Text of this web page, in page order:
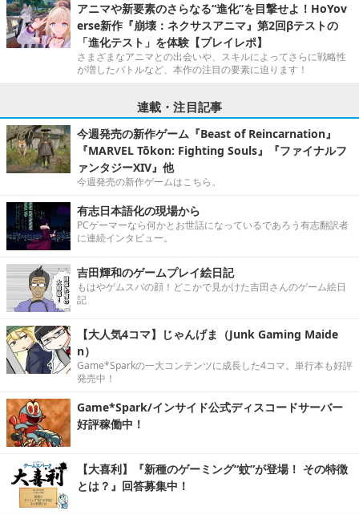
アニマや新要素のさらなる“進化”を目撃せよ！HoYov
erse新作『崩壊：ネクサスアニマ』第2回βテストの
「進化テスト」を体験【プレイレポ】
さまざまなアニマとの出会いや、スキルによってさらに戦略性
が増したバトルなど、本作の注目の要素に迫ります！
連載・注目記事
今週発売の新作ゲーム『Beast of Reincarnation』
『MARVEL Tōkon: Fighting Souls』『ファイナルフ
ァンタジーXIV』他
今週発売の新作ゲームはこちら。
有志日本語化の現場から
PCゲーマーなら何かとお世話になっているであろう有志翻訳者
に連続インタビュー。
吉田輝和のゲームプレイ絵日記
もはやゲムスパの顔！どこかで見かけた吉田さんのゲーム絵日
記
【大人気4コマ】じゃんげま（Junk Gaming Maide
n）
Game*Sparkの一大コンテンツに成長した4コマ。単行本も好評
発売中！
Game*Spark/インサイド公式ディスコードサーバー
好評稼働中！
【大喜利】『新種のゲーミング“蚊”が登場！ その特徴
とは？』回答募集中！